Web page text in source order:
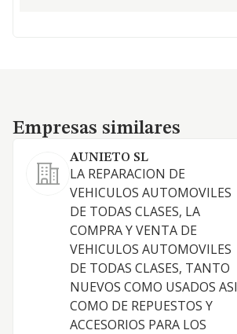
Empresas similares
Empresas similares
AUNIETO SL
LA REPARACION DE
VEHICULOS AUTOMOVILES
DE TODAS CLASES, LA
COMPRA Y VENTA DE
VEHICULOS AUTOMOVILES
DE TODAS CLASES, TANTO
NUEVOS COMO USADOS ASI
COMO DE REPUESTOS Y
ACCESORIOS PARA LOS